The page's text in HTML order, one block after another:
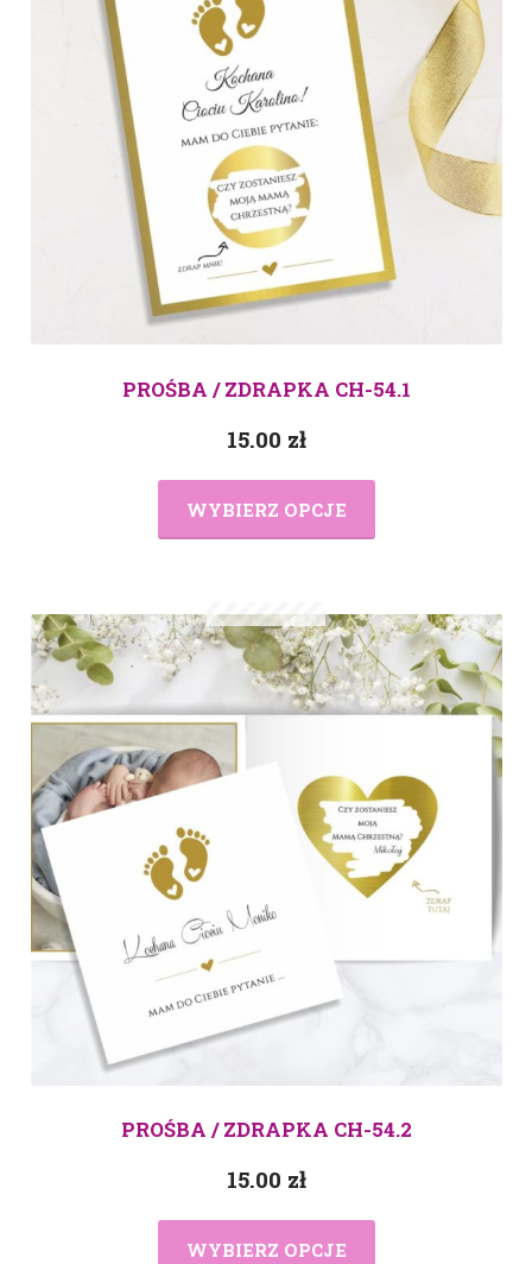
PROŚBA / ZDRAPKA CH-54.1
15.00 zł
WYBIERZ OPCJE
PROŚBA / ZDRAPKA CH-54.2
15.00 zł
WYBIERZ OPCJE